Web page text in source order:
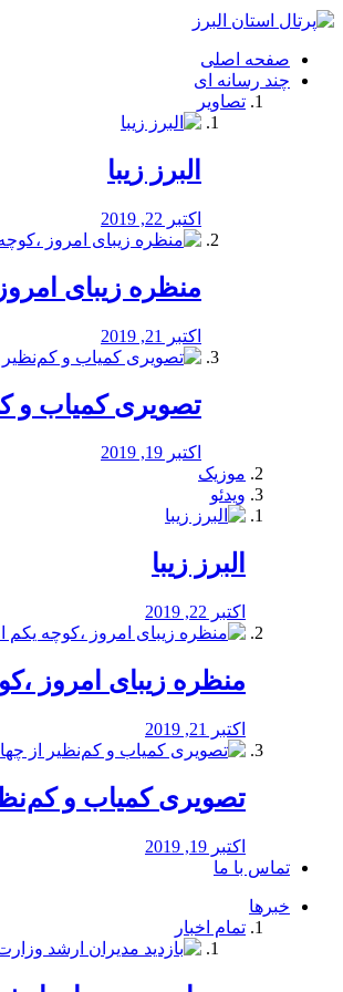
فصد
شرق
تهران
خشکشویی
صفحه اصلی
چند رسانه ای
تصاویر
البرز زیبا
اکتبر 22, 2019
منظره‌‌ زیبای
اکتبر 21, 2019
️تصویری کمیاب و
اکتبر 19, 2019
موزیک
ویدئو
البرز زیبا
اکتبر 22, 2019
منظره‌‌ زیبای امروز
اکتبر 21, 2019
️تصویری کمیاب و کم‌نظیر
اکتبر 19, 2019
تماس با ما
خبرها
تمام اخبار